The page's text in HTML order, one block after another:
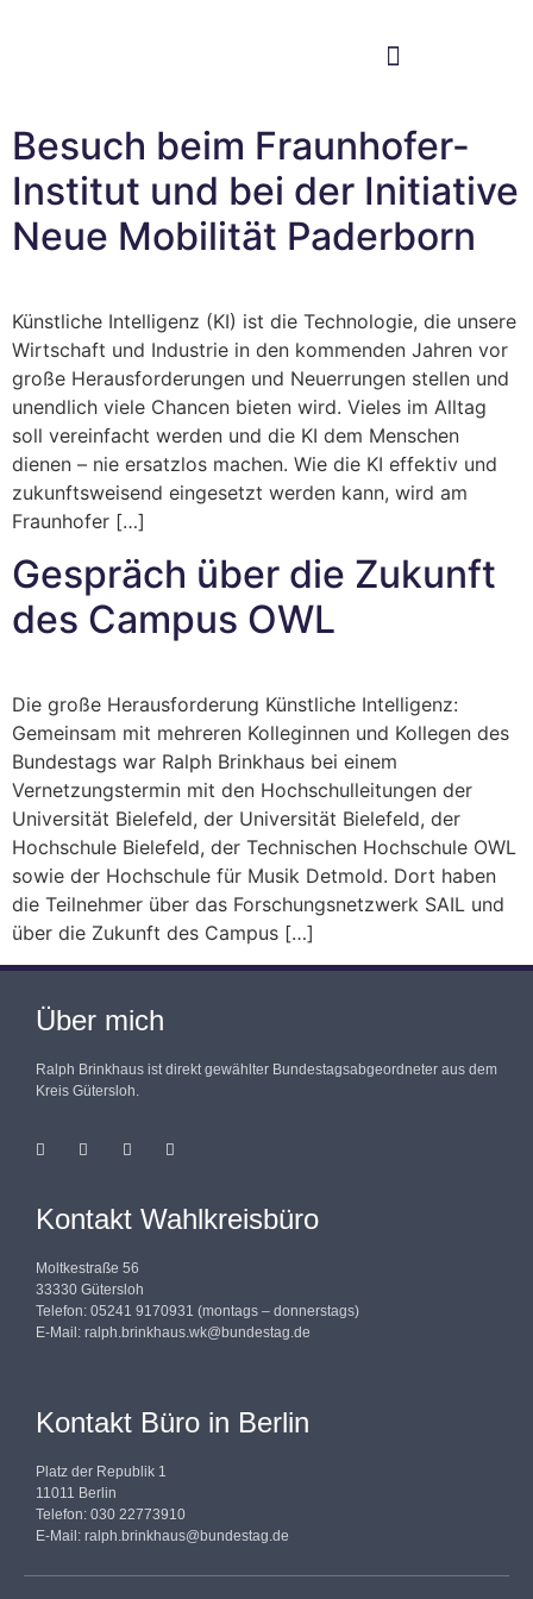
Besuch beim Fraunhofer-
Institut und bei der Initiative
Neue Mobilität Paderborn
Künstliche Intelligenz (KI) ist die Technologie, die unsere
Wirtschaft und Industrie in den kommenden Jahren vor
große Herausforderungen und Neuerrungen stellen und
unendlich viele Chancen bieten wird. Vieles im Alltag
soll vereinfacht werden und die KI dem Menschen
dienen – nie ersatzlos machen. Wie die KI effektiv und
zukunftsweisend eingesetzt werden kann, wird am
Fraunhofer […]
Gespräch über die Zukunft
des Campus OWL
Die große Herausforderung Künstliche Intelligenz:
Gemeinsam mit mehreren Kolleginnen und Kollegen des
Bundestags war Ralph Brinkhaus bei einem
Vernetzungstermin mit den Hochschulleitungen der
Universität Bielefeld, der Universität Bielefeld, der
Hochschule Bielefeld, der Technischen Hochschule OWL
sowie der Hochschule für Musik Detmold. Dort haben
die Teilnehmer über das Forschungsnetzwerk SAIL und
über die Zukunft des Campus […]
Über mich
Ralph Brinkhaus ist direkt gewählter Bundestagsabgeordneter aus dem
Kreis Gütersloh.
Kontakt Wahlkreisbüro
Moltkestraße 56
33330 Gütersloh
Telefon: 05241 9170931 (montags – donnerstags)
E-Mail: ralph.brinkhaus.wk@bundestag.de
Kontakt Büro in Berlin
Platz der Republik 1
11011 Berlin
Telefon: 030 22773910
E-Mail: ralph.brinkhaus@bundestag.de